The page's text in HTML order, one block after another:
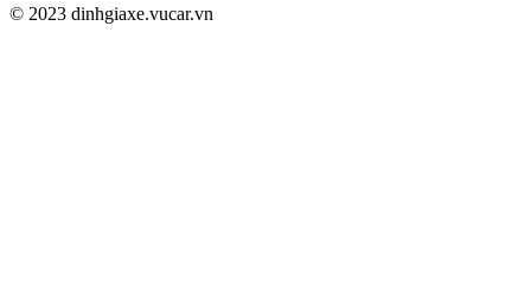
© 2023 dinhgiaxe.vucar.vn